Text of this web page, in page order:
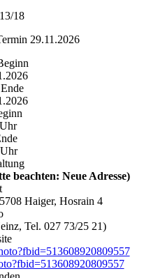
18
29.11.2026
beachten: Neue Adresse)
Haiger, Hosrain 4
Tel. 027 73/25 21)